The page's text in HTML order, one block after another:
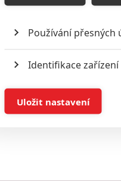
Používání přesných
Identifikace
Ukládání a/nebo
Uložit nastavení